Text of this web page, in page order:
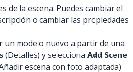
de la escena. Puedes cambiar el
o cambiar las propiedades
un modelo nuevo a partir de una
(Detalles) y selecciona Add Scene
escena con foto adaptada)